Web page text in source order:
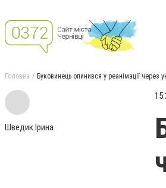
Головна Буковинець опинився у реанімації через
Шведик Ірина